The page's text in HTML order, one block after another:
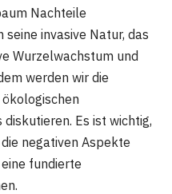
Nachteile
invasive Natur, das
Wurzelwachstum und
werden wir die
Es ist wichtig,
negativen Aspekte
fundierte